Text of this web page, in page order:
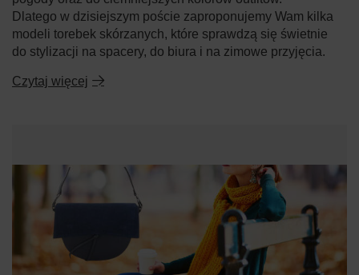
Dlatego w dzisiejszym poście zaproponujemy Wam kilka
modeli torebek skórzanych, które sprawdzą się świetnie
do stylizacji na spacery, do biura i na zimowe przyjęcia.
Czytaj więcej